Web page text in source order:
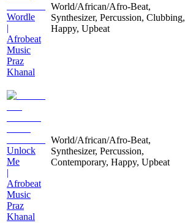
Wordle
|
Afrobeat
Music
Praz
Khanal
World/African/Afro-Beat,
Synthesizer, Percussion, Clubbing,
Happy, Upbeat
Unlock
Me
|
Afrobeat
Music
Praz
Khanal
World/African/Afro-Beat,
Synthesizer, Percussion,
Contemporary, Happy, Upbeat